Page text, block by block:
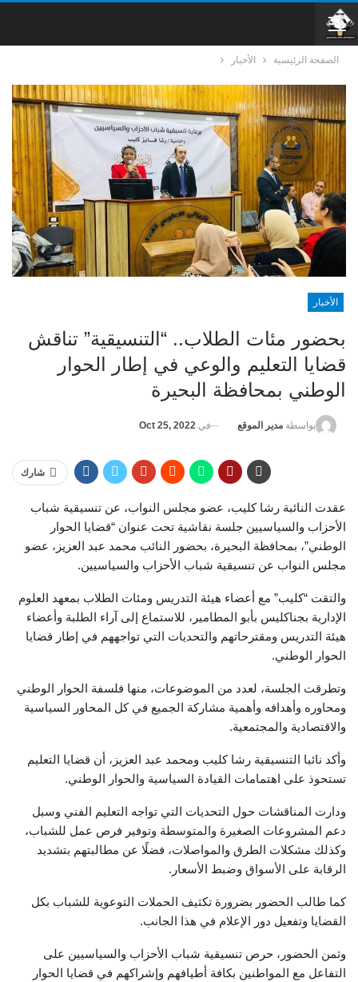
الصفحة الرئيسية الأخبار
الأخبار
بحضور مئات الطلاب.. “التنسيقية” تناقش
قضايا التعليم والوعي في إطار الحوار
الوطني بمحافظة البحيرة
بواسطة مدير الموقع في Oct 25, 2022
شارك
عقدت النائبة رشا كليب، عضو مجلس النواب، عن تنسيقية شباب
الأحزاب والسياسيين جلسة نقاشية تحت عنوان “قضايا الحوار
الوطني”، بمحافظة البحيرة، بحضور النائب محمد عبد العزيز، عضو
مجلس النواب عن تنسيقية شباب الأحزاب والسياسيين.
والتقت “كليب” مع أعضاء هيئة التدريس ومئات الطلاب بمعهد العلوم
الإدارية بجناكليس بأبو المطامير، للاستماع إلى آراء الطلبة وأعضاء
هيئة التدريس ومقترحاتهم والتحديات التي تواجههم في إطار قضايا
الحوار الوطني.
وتطرقت الجلسة، لعدد من الموضوعات، منها فلسفة الحوار الوطني
ومحاوره وأهدافه وأهمية مشاركة الجميع في كل المحاور السياسية
والاقتصادية والمجتمعية.
وأكد نائبا التنسيقية رشا كليب ومحمد عبد العزيز، أن قضايا التعليم
تستحوذ على اهتمامات القيادة السياسية والحوار الوطني.
ودارت المناقشات حول التحديات التي تواجه التعليم الفني وسبل
دعم المشروعات الصغيرة والمتوسطة وتوفير فرص عمل للشباب،
وكذلك مشكلات الطرق والمواصلات، فضلًا عن مطالبتهم بتشديد
الرقابة على الأسواق وضبط الأسعار.
كما طالب الحضور بضرورة تكثيف الحملات التوعوية للشباب بكل
القضايا وتفعيل دور الإعلام في هذا الجانب.
وثمن الحضور، حرص تنسيقية شباب الأحزاب والسياسيين على
التفاعل مع المواطنين بكافة أطيافهم وإشراكهم في قضايا الحوار